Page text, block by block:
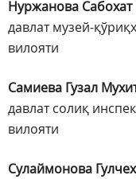
Нуржанова
давлат музей-
вилояти
Самиева Гузал
давлат солиқ
вилояти
Сулаймонова